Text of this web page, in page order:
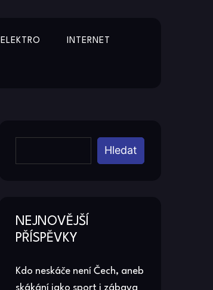
ELEKTRO INTERNET
Hledat
NEJNOVĚJŠÍ
PŘÍSPĚVKY
Kdo neskáče není Čech, aneb
skákání jako sport i zábava